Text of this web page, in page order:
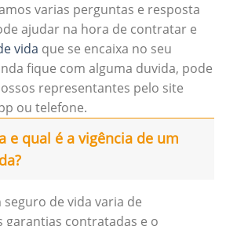
varias perguntas e resposta
ajudar na hora de contratar e
vida que se encaixa no seu
fique com alguma duvida, pode
representantes pelo site
ou telefone.
e qual é a vigência de um
seguro de vida varia de
garantias contratadas e o